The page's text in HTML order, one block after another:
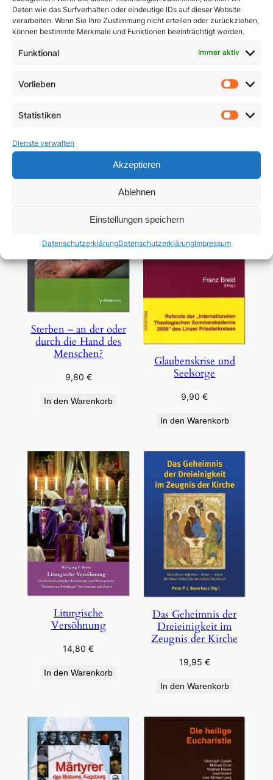
Daten wie das Surfverhalten oder eindeutige IDs auf dieser Website
verarbeiten. Wenn Sie Ihre Zustimmung nicht erteilen oder zurückziehen,
können bestimmte Merkmale und Funktionen beeinträchtigt werden.
Funktional Immer aktiv
Vorlieben
Statistiken
Dienste verwalten
Akzeptieren
Ablehnen
Einstellungen speichern
DatenschutzerklärungDatenschutzerklärungImpressum
John Henry Newman
Zweiten Vatikanischen
Sterben – an der oder
durch die Hand des
Menschen?
9,80 €
In den Warenkorb
Glaubenskrise und
Seelsorge
9,90€
In den Warenkorb
Liturgische
Versöhnung
14,80€
In den Warenkorb
Das Geheimnis der
Dreieinigkeit im
Zeugnis der Kirche
19,95 €
In den Warenkorb